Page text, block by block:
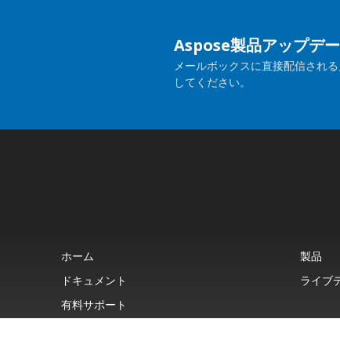
Aspose製品アップデ
メールボックスに直接配信され
してください。
ホーム 製品
ドキュメント
ライブ
有料サポート